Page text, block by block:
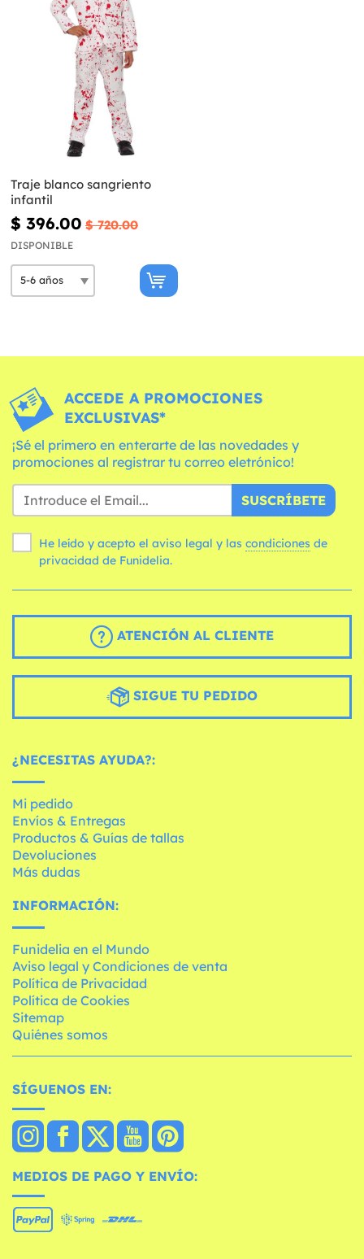
Traje blanco sangriento
infantil
$ 396.00 $ 720.00
DISPONIBLE
ACCEDE A PROMOCIONES
EXCLUSIVAS*
¡Sé el primero en enterarte de las novedades y
promociones al registrar tu correo eletrónico!
SUSCRÍBETE
He leído y acepto el aviso legal y las condiciones
privacidad de Funidelia.
ATENCIÓN AL CLIENTE
SIGUE TU PEDIDO
¿NECESITAS AYUDA?:
Mi pedido
Envíos & Entregas
Productos & Guías de tallas
Devoluciones
Más dudas
INFORMACIÓN:
Funidelia en el Mundo
Aviso legal y Condiciones de venta
Política de Privacidad
Política de Cookies
Sitemap
Quiénes somos
SÍGUENOS EN:
MEDIOS DE PAGO Y ENVÍO: